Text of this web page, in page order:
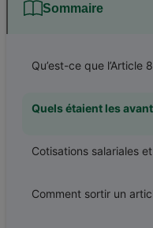
Sommaire
Qu’est-ce que l’Article
Quels étaient les
Comment sortir un